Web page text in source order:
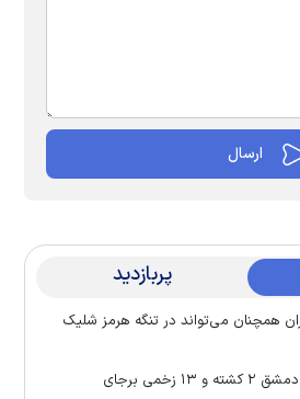
پربازدید
ایران همچنان می‌تواند در تنگه هرمز شلیک
انفجار اتوبوس در حومه دمشق ۲ کشته و ۱۳ زخمی برجای